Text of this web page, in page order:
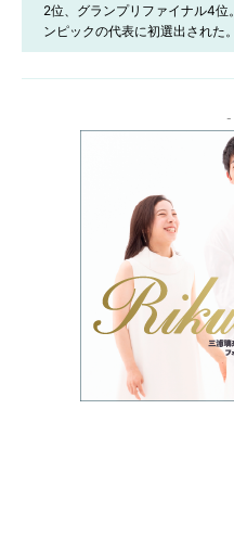
2位、グランプリファイナル4
ンピックの代表に初選出された。
-